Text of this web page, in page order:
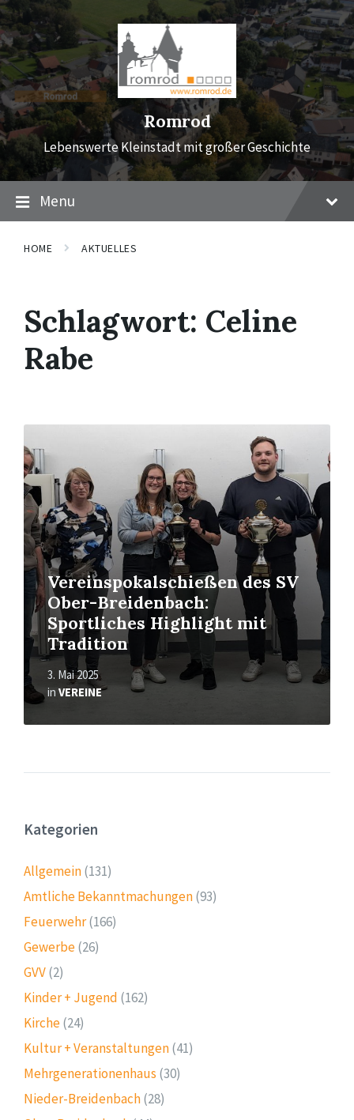
Skip
to
content
Skip
to
main
navigation
Skip
to
footer
Romrod
Lebenswerte Kleinstadt mit großer Geschichte
Menu
HOME AKTUELLES
Schlagwort: Celine
Rabe
Vereinspokalschießen des SV
Ober-Breidenbach:
Sportliches Highlight mit
Tradition
3. Mai 2025
in VEREINE
Read
More
Kategorien
Allgemein(131)
Amtliche Bekanntmachungen(93)
Feuerwehr(166)
Gewerbe(26)
GVV(2)
Kinder + Jugend (162)
Kirche(24)
Kultur + Veranstaltungen(41)
Mehrgenerationenhaus (30)
Nieder-Breidenbach(28)